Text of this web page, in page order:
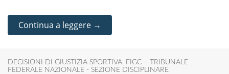
Continua a leggere →
DECISIONI DI GIUSTIZIA SPORTIVA, FIGC – TRIBUNALE
FEDERALE NAZIONALE - SEZIONE DISCIPLINARE